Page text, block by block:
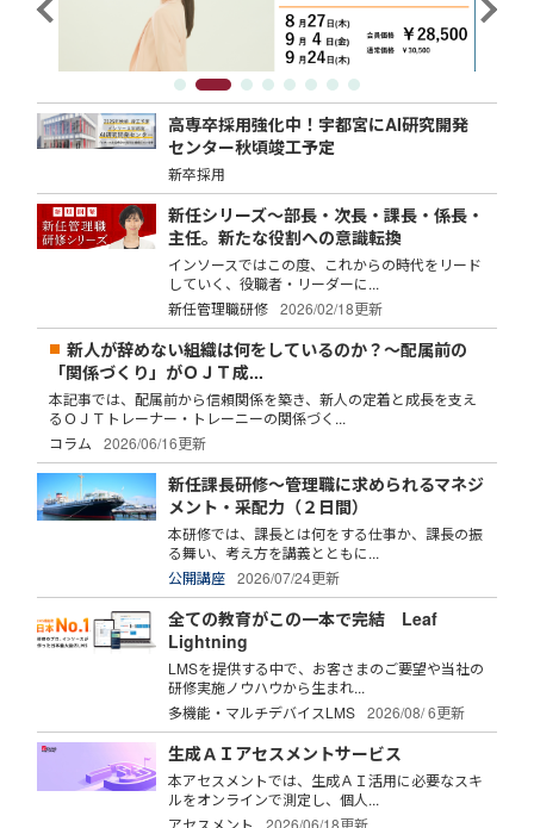
高専卒採用強化中！宇都宮にAI研究開発
センター秋頃竣工予定
新卒採用
新任シリーズ～部長・次長・課長・係長・
主任。新たな役割への意識転換
インソースではこの度、これからの時代をリード
していく、役職者・リーダーに...
新任管理職研修
2026/02/18更新
新人が辞めない組織は何をしているのか？～配属前の
「関係づくり」がＯＪＴ成...
本記事では、配属前から信頼関係を築き、新人の定着と成長を支え
るＯＪＴトレーナー・トレーニーの関係づく...
コラム
2026/06/16更新
新任課長研修～管理職に求められるマネジ
メント・采配力（２日間）
本研修では、課長とは何をする仕事か、課長の振
る舞い、考え方を講義とともに...
公開講座
2026/07/24更新
全ての教育がこの一本で完結 Leaf
Lightning
LMSを提供する中で、お客さまのご要望や当社の
研修実施ノウハウから生まれ...
多機能・マルチデバイスLMS
2026/08/ 6更新
生成ＡＩアセスメントサービス
本アセスメントでは、生成ＡＩ活用に必要なスキ
ルをオンラインで測定し、個人...
アセスメント
2026/06/18更新